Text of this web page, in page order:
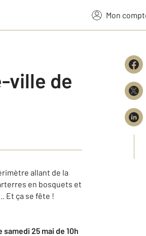
Mon
ville de
allant de la
en bosquets et
Et ça se fête !
25 mai de 10h